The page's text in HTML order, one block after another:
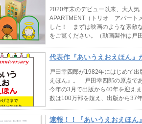
画ができました。
2020年末のデビュー以来、大人
APARTMENT（トリオ アパート
した！ まずは映画のような素敵
をご覧ください。（動画製作は戸
代表作『あいうえおえほん』
戸田幸四郎が1982年にはじめて
えほん』。 戸田幸四郎の原点で
今年の3月で出版から40年を迎え
数は100万部を超え、出版から37
速報！！『あいうえおえほん